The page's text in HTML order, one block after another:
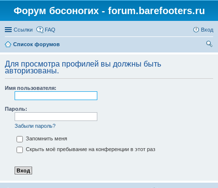
Форум босоногих - forum.barefooters.ru
Ссылки FAQ Вход
Список форумов
Для просмотра профилей вы должны быть
авторизованы.
Имя пользователя:
Пароль:
Забыли пароль?
Запомнить меня
Скрыть моё пребывание на конференции в этот раз